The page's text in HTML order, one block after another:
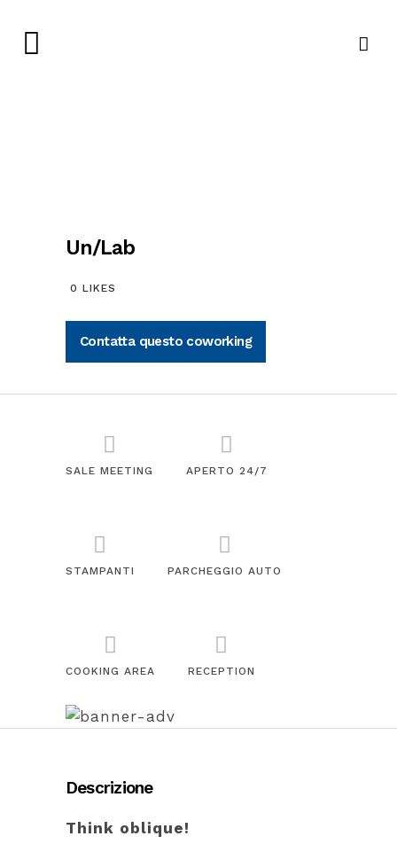
Un/Lab
0 LIKES
Contatta questo coworking
SALE MEETING APERTO 24/7
STAMPANTI PARCHEGGIO AUTO
COOKING AREA RECEPTION
Descrizione
Think oblique!